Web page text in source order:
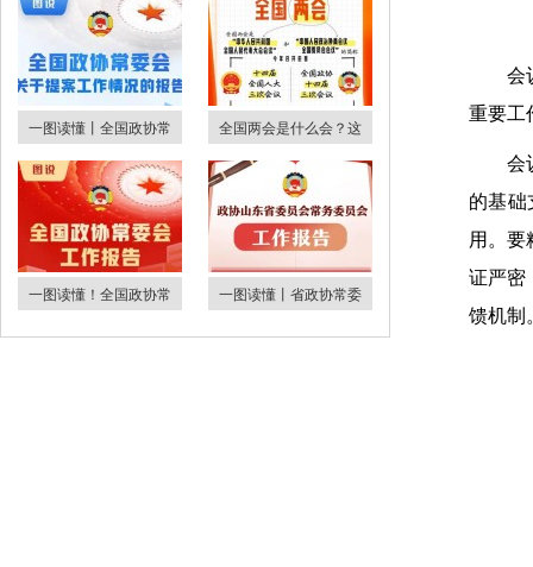
一图读懂丨全国政协常 全国两会是什么会？这
一图读懂！全国政协常 一图读懂丨省政协常委
会
重要工
会
的基础
用。要
证严密
馈机制